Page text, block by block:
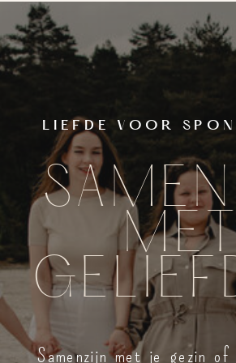
LIEFDE VOOR
Samenzijn met je gezin